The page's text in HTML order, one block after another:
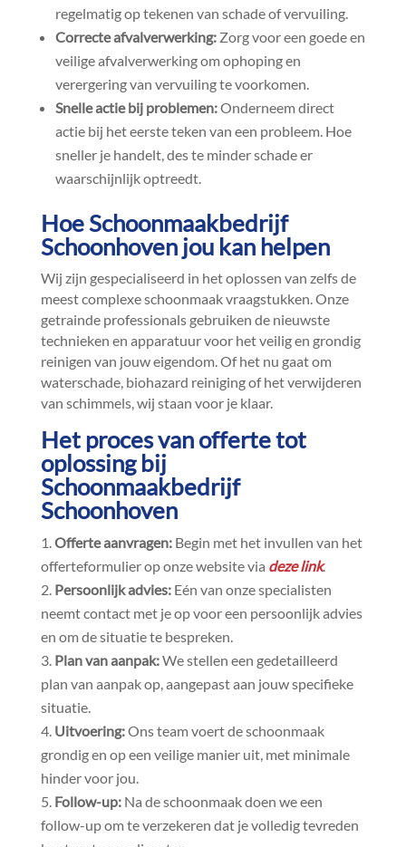
regelmatig op tekenen van schade of vervuiling.​
Correcte afvalverwerking:Zorg voor een goede en
veilige afvalverwerking om ophoping en
verergering van vervuiling te voorkomen.​
Snelle actie bij problemen:Onderneem direct
actie bij het eerste teken van een probleem.​ Hoe
sneller je handelt, des te minder schade er
waarschijnlijk optreedt.​
Hoe Schoonmaakbedrijf
Schoonhoven jou kan helpen
Wij zijn gespecialiseerd in het oplossen van zelfs de
meest complexe schoonmaak vraagstukken.​ Onze
getrainde professionals gebruiken de nieuwste
technieken en apparatuur voor het veilig en grondig
reinigen van jouw eigendom.​ Of het nu gaat om
waterschade, biohazard reiniging of het verwijderen
van schimmels, wij staan voor je klaar.​
Het proces van offerte tot
oplossing bij
Schoonmaakbedrijf
Schoonhoven
Offerte aanvragen:Begin met het invullen van het
offerteformulier op onze website via deze link.​
Persoonlijk advies:Eén van onze specialisten
neemt contact met je op voor een persoonlijk advies
en om de situatie te bespreken.​
Plan van aanpak:We stellen een gedetailleerd
plan van aanpak op, aangepast aan jouw specifieke
situatie.​
Uitvoering:Ons team voert de schoonmaak
grondig en op een veilige manier uit, met minimale
hinder voor jou.​
Follow-up:Na de schoonmaak doen we een
follow-up om te verzekeren dat je volledig tevreden